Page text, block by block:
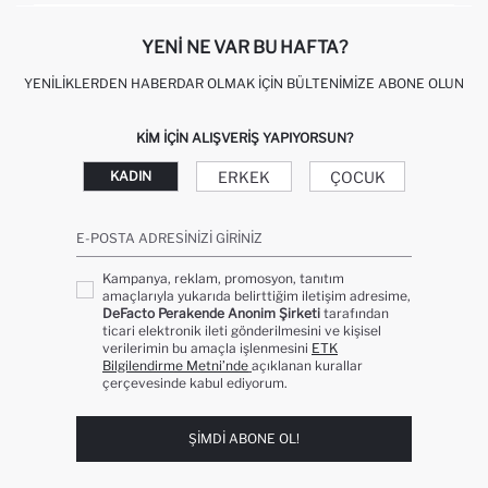
YENI NE VAR BU HAFTA?
YENILIKLERDEN HABERDAR OLMAK İÇIN BÜLTENIMIZE ABONE OLUN
KIM IÇIN ALIŞVERIŞ YAPIYORSUN?
KADIN ERKEK ÇOCUK
E-POSTA ADRESINIZI GIRINIZ
Kampanya, reklam, promosyon, tanıtım
amaçlarıyla yukarıda belirttiğim iletişim adresime,
DeFacto Perakende Anonim Şirketi tarafından
ticari elektronik ileti gönderilmesini ve kişisel
verilerimin bu amaçla işlenmesini ETK
Bilgilendirme Metni’nde açıklanan kurallar
çerçevesinde kabul ediyorum.
ŞIMDI ABONE OL!